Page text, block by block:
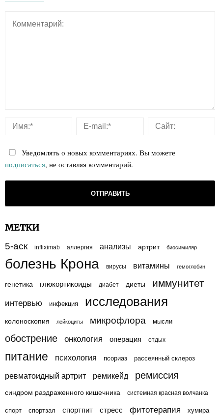
Уведомлять о новых комментариях. Вы можете
подписаться, не оставляя комментарий.
МЕТКИ
5-аск infliximab аллергия анализы артрит биосимиляр
болезнь Крона вирусы витамины гемоглобин
генетика глюкортикоиды диабет диеты иммунитет
интервью инфекция исследования
колоноскопия лейкоциты микрофлора мысли
обострение онкология операция отдых
питание психология псориаз рассеянный склероз
ревматоидный артрит ремикейд ремиссия
синдром раздраженного кишечника системная красная волчанка
спорт спортзал спортпит стресс фитотерапия хумира